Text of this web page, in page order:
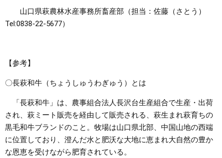
山口県萩農林水産事務所畜産部（担当：佐藤（さとう）
Tel:0838-22-5677）
【参考】
〇長萩和牛（ちょうしゅうわぎゅう）とは
「長萩和牛」は、農事組合法人長沢台生産組合で生産・出荷
され、萩ミート販売を経由して販売される、萩生まれ萩育ちの
黒毛和牛ブランドのこと。牧場は山口県北部、中国山地の西端
に位置しており、澄んだ水と肥沃な大地に恵まれ大自然の豊か
な恩恵を受けながら肥育されている。